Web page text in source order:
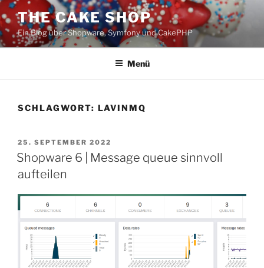
Zum
Inhalt
springen
THE CAKE SHOP
Ein Blog über Shopware, Symfony und CakePHP
Menü
SCHLAGWORT: LAVINMQ
VERÖFFENTLICHT
AM
25. SEPTEMBER 2022
Shopware 6 | Message queue sinnvoll
aufteilen